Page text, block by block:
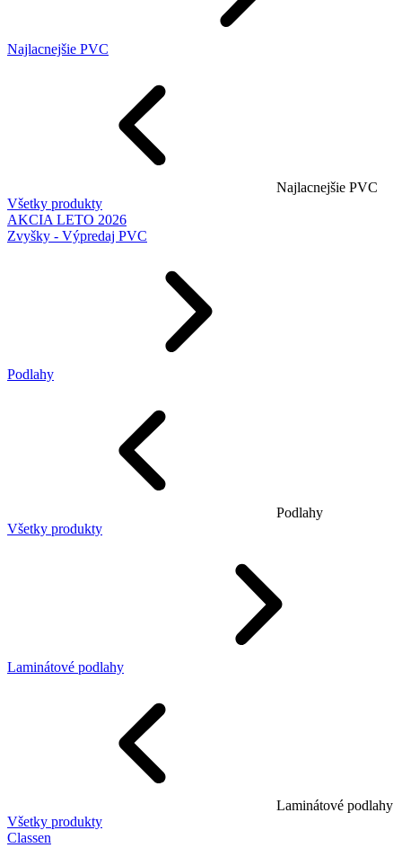
Najlacnejšie PVC
Najlacnejšie PVC
Všetky produkty
AKCIA LETO 2026
Zvyšky - Výpredaj PVC
Podlahy
Podlahy
Všetky produkty
Laminátové podlahy
Laminátové podlahy
Všetky produkty
Classen